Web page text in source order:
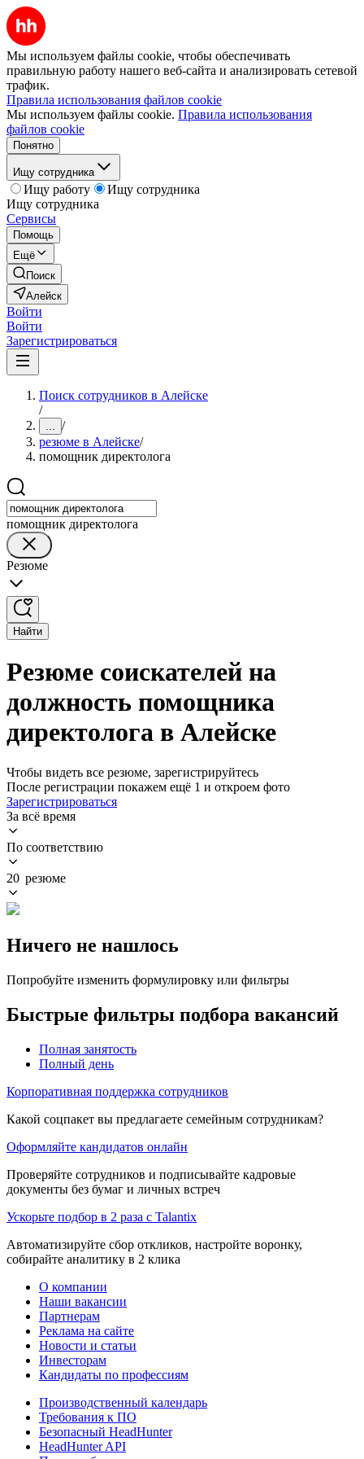
Мы используем файлы cookie, чтобы обеспечивать
правильную работу нашего веб-сайта и анализировать сетевой
трафик.
Правила использования файлов cookie
Мы используем файлы cookie. Правила использования
файлов cookie
Понятно
Ищу сотрудника
Ищу работу
Ищу сотрудника
Ищу сотрудника
Сервисы
Помощь
Ещё
Поиск
Алейск
Войти
Войти
Зарегистрироваться
Поиск сотрудников в Алейске
/
... /
резюме в Алейске/
помощник директолога
помощник директолога
Резюме
Найти
Резюме соискателей на
должность помощника
директолога в Алейске
Чтобы видеть все резюме, зарегистрируйтесь
После регистрации покажем ещё 1 и откроем фото
Зарегистрироваться
За всё время
По соответствию
20 резюме
Ничего не нашлось
Попробуйте изменить формулировку или фильтры
Быстрые фильтры подбора вакансий
Полная занятость
Полный день
Корпоративная поддержка сотрудников
Какой соцпакет вы предлагаете семейным сотрудникам?
Оформляйте кандидатов онлайн
Проверяйте сотрудников и подписывайте кадровые
документы без бумаг и личных встреч
Ускорьте подбор в 2 раза с Talantix
Автоматизируйте сбор откликов, настройте воронку,
собирайте аналитику в 2 клика
О компании
Наши вакансии
Партнерам
Реклама на сайте
Новости и статьи
Инвесторам
Кандидаты по профессиям
Производственный календарь
Требования к ПО
Безопасный HeadHunter
HeadHunter API